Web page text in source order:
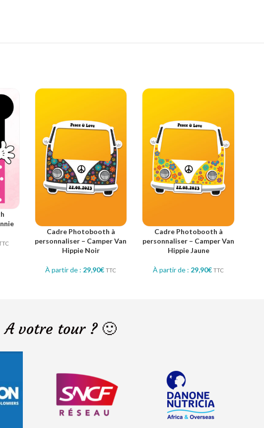
Cadre Photobooth à
personnaliser – Camper Van
Hippie Noir
À partir de : 29,90€ TTC
Cadre Photobooth à
personnaliser – Camper Van
Hippie Jaune
À partir de : 29,90€ TTC
A votre tour ? 🙂